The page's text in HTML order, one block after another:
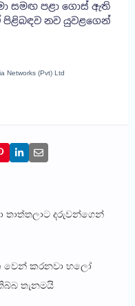
සමඟ පළා ගොස් ඇති
පිළිබඳව නව යුවළගෙන්
Networks (Pvt) Ltd
තාත්තලාට දරුවන්ගෙන්
වෙන් කරනවා හලෝ
තැනමයි